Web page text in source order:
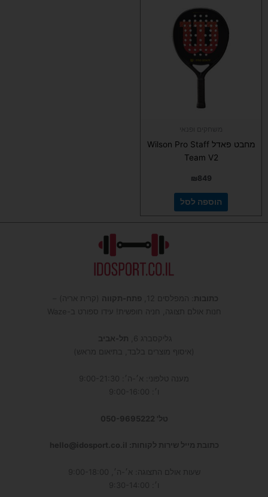
מחבט פאדל Wilson Pro Staff
Team V2
₪849
הוספה לסל
כתובות : המפלסים 12, פתח-תקווה (קרית אריה) –
חנות אולם תצוגה, חניה חופשית! עידו ספורט ב-Waze
גליקסברג 6,
תל-אביב
(איסוף מוצרים בלבד, בתיאום מראש)
מענה טלפוני: א׳-ה׳: 9:00-21:30
ו׳: 9:00-16:00
טל' 050-9695222
כתובת מייל שירות לקוחות: hello@idosport.co.il
שעות אולם התצוגה: א׳-ה׳, 9:00-18:00
ו׳: 9:30-14:00